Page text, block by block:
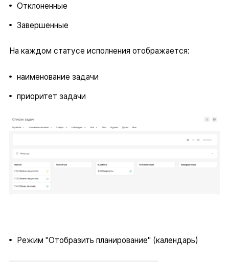
Отклоненные
Завершенные
На каждом статусе исполнения отображается:
наименование задачи
приоритет задачи
Режим "Отобразить планирование" (календарь)